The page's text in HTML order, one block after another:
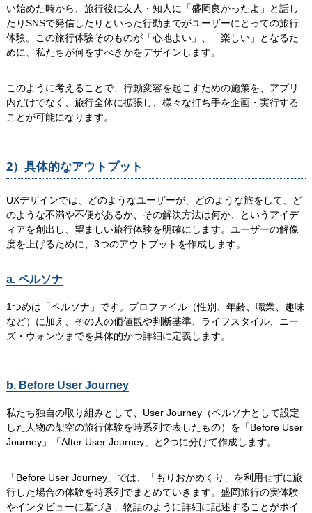
い始めた時から、旅行後に友人・知人に「盛岡良かったよ」と話し
たりSNSで発信したりといった行動までがユーザーにとっての旅行
体験。この旅行体験そのものが「心地よい」、「楽しい」となるた
めに、私たちが何をすべきかをデザインします。
このように考えることで、行動変容を起こすための施策を、アプリ
内だけでなく、旅行全体に拡張し、様々な打ち手を企画・実行する
ことが可能になります。
2）具体的なアウトプット
UXデザインでは、どのようなユーザーが、どのような旅をして、ど
のような不満や不便があるか、その解決方法は何か、というアイデ
ィアを創出し、望ましい旅行体験を明確にします。ユーザーの解像
度を上げるために、3つのアウトプットを作成します。
a. ペルソナ
1つめは「ペルソナ」です。プロファイル（性別、年齢、職業、趣味
など）に加え、その人の価値観や判断基準、ライフスタイル、ニー
ズ・ウォンツまでを具体的かつ詳細に定義します。
b. Before User Journey
私たち独自の取り組みとして、User Journey（ペルソナとして設定
した人物の架空の旅行体験を時系列で表したもの）を「Before User
Journey」「After User Journey」と2つに分けて作成します。
「Before User Journey」では、「もりおかめくり」を利用せずに旅
行した場合の体験を時系列でまとめていきます。盛岡旅行の実体験
やインタビューに基づき、物語のように詳細に記述することがポイ